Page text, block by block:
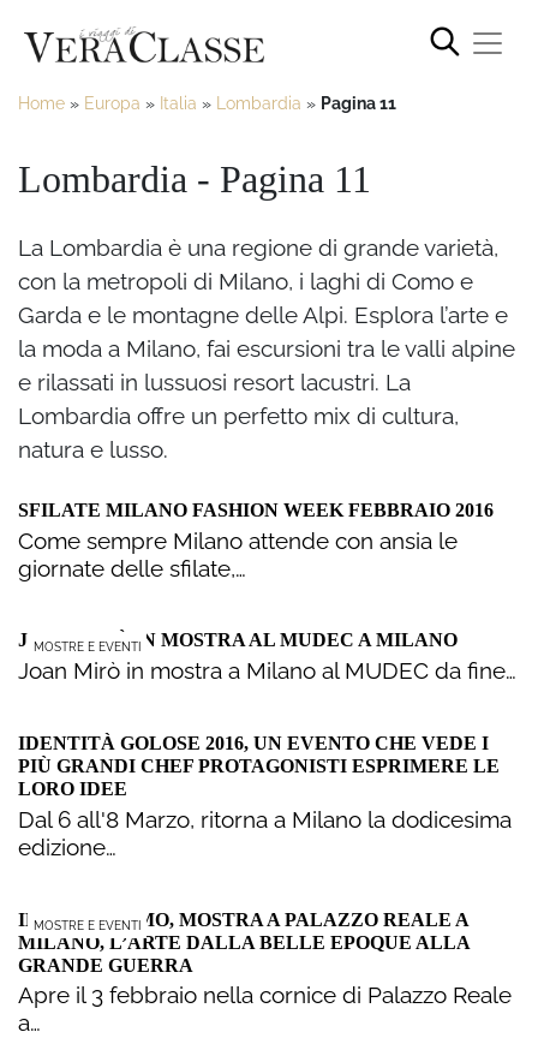
Home » Europa » Italia » Lombardia » Pagina 11
Lombardia - Pagina 11
La Lombardia è una regione di grande varietà,
con la metropoli di Milano, i laghi di Como e
Garda e le montagne delle Alpi. Esplora l’arte e
la moda a Milano, fai escursioni tra le valli alpine
e rilassati in lussuosi resort lacustri. La
Lombardia offre un perfetto mix di cultura,
natura e lusso.
SFILATE MILANO FASHION WEEK FEBBRAIO 2016
Come sempre Milano attende con ansia le
giornate delle sfilate,…
MOSTRE E EVENTI
JOAN MIRÒ IN MOSTRA AL MUDEC A MILANO
Joan Mirò in mostra a Milano al MUDEC da fine…
IDENTITÀ GOLOSE 2016, UN EVENTO CHE VEDE I
PIÙ GRANDI CHEF PROTAGONISTI ESPRIMERE LE
LORO IDEE
Dal 6 all'8 Marzo, ritorna a Milano la dodicesima
edizione…
MOSTRE E EVENTI
IL SIMBOLISMO, MOSTRA A PALAZZO REALE A
MILANO, L’ARTE DALLA BELLE EPOQUE ALLA
GRANDE GUERRA
Apre il 3 febbraio nella cornice di Palazzo Reale
a…